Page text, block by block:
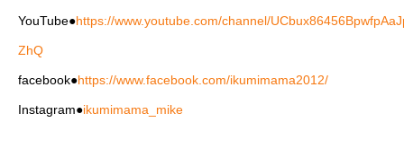
YouTube●https://www.youtube.com/channel/
ZhQ
facebook●https://www.facebook.com/ikumimama2012/
Instagram●ikumimama_mike